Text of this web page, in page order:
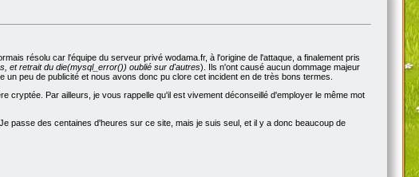
résolu car l'équipe du serveur privé wodama.fr, à l'origine de l'attaque, a finalement pris
et retrait du die(mysql_error()) oublié sur d'autres). Ils n'ont causé aucun dommage majeur
peu de publicité et nous avons donc pu clore cet incident en de très bons termes.
cryptée. Par ailleurs, je vous rappelle qu'il est vivement déconseillé d'employer le même mot
passe des centaines d'heures sur ce site, mais je suis seul, et il y a donc beaucoup de